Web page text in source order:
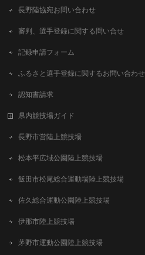
長野陸協宛お問い合わせ
審判、選手登録に関する問い合せ
記録申請フォーム
ふるさと選手登録に関するお問い合わせ
認知書請求
県内競技場ガイド
長野市営陸上競技場
松本平広域公園陸上競技場
飯田市松尾総合運動場陸上競技場
佐久総合運動公園陸上競技場
伊那市陸上競技場
茅野市運動公園陸上競技場